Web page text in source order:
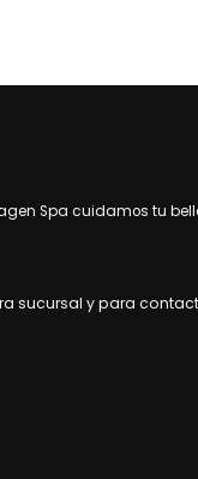
Spa cuidamos tu
sucursal y para